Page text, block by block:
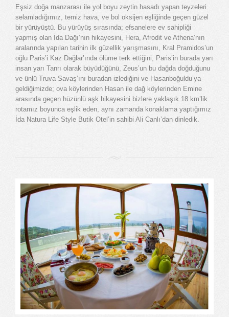
Eşsiz doğa manzarası ile yol boyu zeytin hasadı yapan teyzeleri
selamladığımız, temiz hava, ve bol oksijen eşliğinde geçen güzel
bir yürüyüştü. Bu yürüyüş sırasında; efsanelere ev sahipliği
yapmış olan İda Dağı’nın hikayesini, Hera, Afrodit ve Athena’nın
aralarında yapılan tarihin ilk güzellik yarışmasını, Kral Pramidos’un
oğlu Paris’i Kaz Dağlar’ında ölüme terk ettiğini, Paris’in burada yarı
insan yarı Tanrı olarak büyüdüğünü, Zeus’un bu dağda doğduğunu
ve ünlü Truva Savaş’ını buradan izlediğini ve Hasanboğuldu’ya
geldiğimizde; ova köylerinden Hasan ile dağ köylerinden Emine
arasında geçen hüzünlü aşk hikayesini bizlere yaklaşık 18 km’lik
rotamız boyunca eşlik eden, aynı zamanda konaklama yaptığımız
İda Natura Life Style Butik Otel’in sahibi Ali Canlı’dan dinledik.